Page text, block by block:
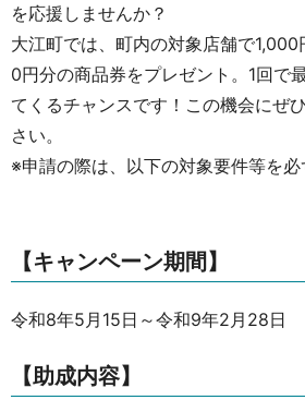
を応援しませんか？
大江町では、町内の対象店舗で
0円分の商品券をプレゼント。1回で
てくるチャンスです！この機会にぜ
さい。
※申請の際は、以下の対象要件等を必
【キャンペーン期間】
令和8年5月15日～令和9年2月28日
【助成内容】